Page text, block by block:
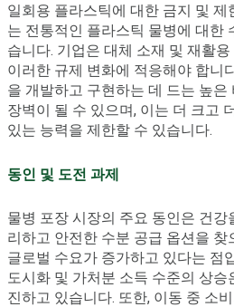
일회용 플라스틱에 대한 금지 및 제
는 전통적인 플라스틱 물병에 대한
습니다. 기업은 대체 소재 및 재활
이러한 규제 변화에 적응해야 합니
을 개발하고 구현하는 데 드는 높은
장벽이 될 수 있으며, 이는 더 크고
있는 능력을 제한할 수 있습니다.
동인 및 도전 과제
물병 포장 시장의 주요 동인은 건강
리하고 안전한 수분 공급 옵션을
글로벌 수요가 증가하고 있다는 점
도시화 및 가처분 소득 수준의 상승
진하고 있습니다. 또한, 이동 중 소